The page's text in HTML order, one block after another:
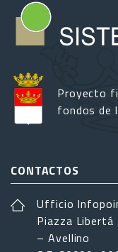
Proyecto
fondos de
CONTACTOS
Ufficio
Piazza Libertá
– Avellino